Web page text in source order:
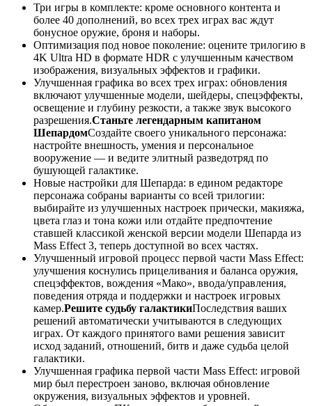
Три игры в комплекте: кроме основного контента и
более 40 дополнений, во всех трех играх вас ждут
бонусное оружие, броня и наборы.
Оптимизация под новое поколение: оцените трилогию в
4K Ultra HD в формате HDR с улучшенным качеством
изображения, визуальных эффектов и графики.
Улучшенная графика во всех трех играх: обновления
включают улучшенные модели, шейдеры, спецэффекты,
освещение и глубину резкости, а также звук высокого
разрешения.Станьте легендарным капитаном
ШепардомСоздайте своего уникального персонажа:
настройте внешность, умения и персональное
вооружение — и ведите элитный разведотряд по
бушующей галактике.
Новые настройки для Шепарда: в едином редакторе
персонажа собраны варианты со всей трилогии:
выбирайте из улучшенных настроек прически, макияжа,
цвета глаз и тона кожи или отдайте предпочтение
ставшей классикой женской версии модели Шепарда из
Mass Effect 3, теперь доступной во всех частях.
Улучшенный игровой процесс первой части Mass Effect:
улучшения коснулись прицеливания и баланса оружия,
спецэффектов, вождения «Мако», ввода/управления,
поведения отряда и поддержки и настроек игровых
камер.Решите судьбу галактикиПоследствия ваших
решений автоматически учитываются в следующих
играх. От каждого принятого вами решения зависит
исход заданий, отношений, битв и даже судьба целой
галактики.
Улучшенная графика первой части Mass Effect: игровой
мир был перестроен заново, включая обновление
окружения, визуальных эффектов и уровней.